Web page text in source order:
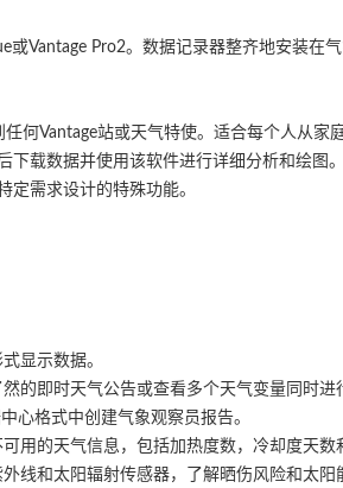
或Vantage Pro2。数据记录器整齐地安装在
何Vantage站或天气特使。适合每个人从
下载数据并使用该软件进行详细分析和绘图
定需求设计的特殊功能。
显示数据。
的即时天气公告或查看多个天气变量同时进
心格式中创建气象观察员报告。
用的天气信息，包括加热度数，冷却度天数
线和太阳辐射传感器，了解晒伤风险和太阳